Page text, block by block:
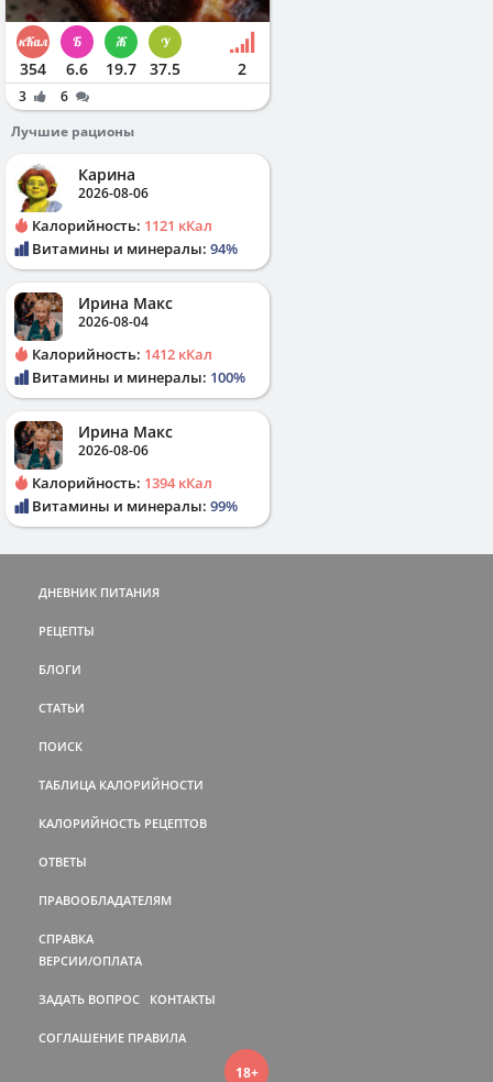
354 6.6 19.7 37.5 2
3
6
Лучшие рационы
Карина
2026-08-06
Калорийность: 1121 кКал
Витамины и минералы: 94%
Ирина Макс
2026-08-04
Калорийность: 1412 кКал
Витамины и минералы: 100%
Ирина Макс
2026-08-06
Калорийность: 1394 кКал
Витамины и минералы: 99%
ДНЕВНИК ПИТАНИЯ
РЕЦЕПТЫ
БЛОГИ
СТАТЬИ
ПОИСК
ТАБЛИЦА КАЛОРИЙНОСТИ
КАЛОРИЙНОСТЬ РЕЦЕПТОВ
ОТВЕТЫ
ПРАВООБЛАДАТЕЛЯМ
СПРАВКА
ВЕРСИИ/ОПЛАТА
ЗАДАТЬ ВОПРОС КОНТАКТЫ
СОГЛАШЕНИЕ ПРАВИЛА
18+